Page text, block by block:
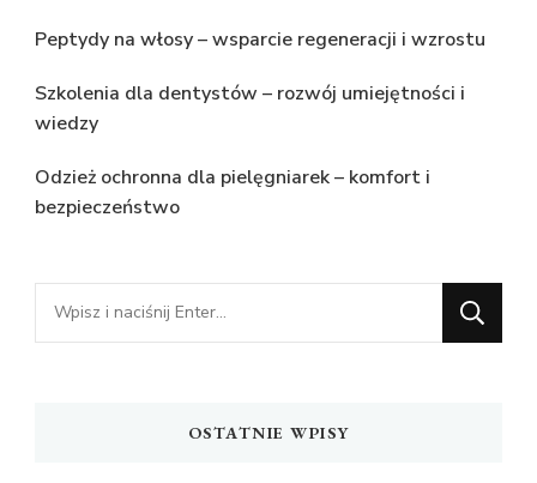
Peptydy na włosy – wsparcie regeneracji i wzrostu
Szkolenia dla dentystów – rozwój umiejętności i
wiedzy
Odzież ochronna dla pielęgniarek – komfort i
bezpieczeństwo
Szukasz
czegoś?
OSTATNIE WPISY